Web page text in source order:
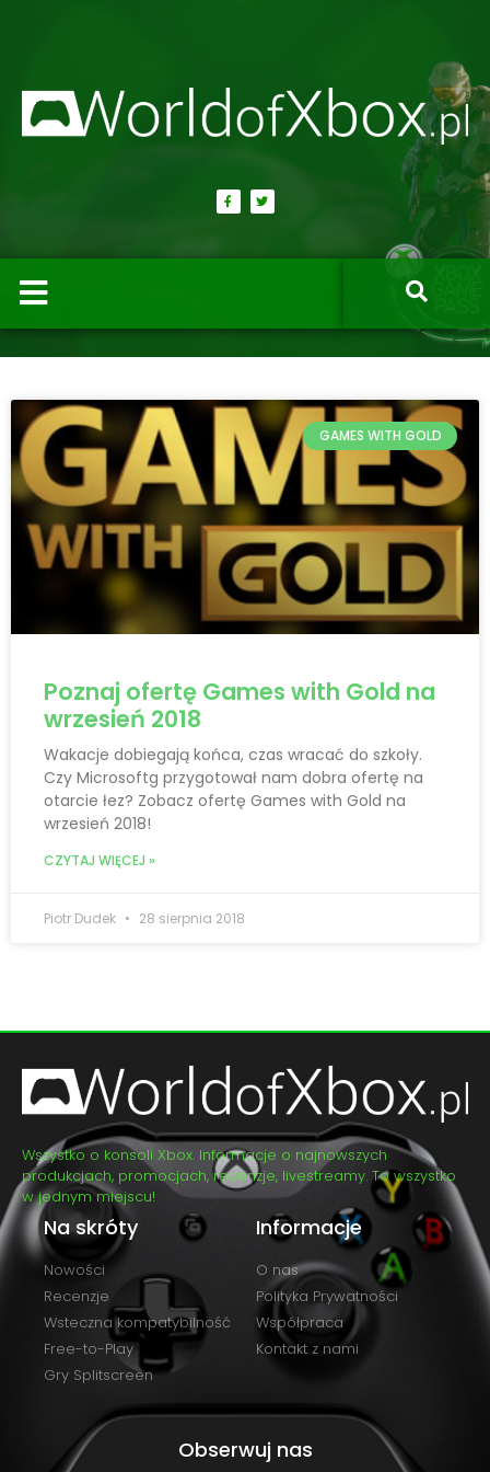
GAMES WITH GOLD
Poznaj ofertę Games with Gold na
wrzesień 2018
Wakacje dobiegają końca, czas wracać do szkoły.
Czy Microsoftg przygotował nam dobra ofertę na
otarcie łez? Zobacz ofertę Games with Gold na
wrzesień 2018!
CZYTAJ WIĘCEJ »
Piotr Dudek 28 sierpnia 2018
Wszystko o konsoli Xbox. Informacje o najnowszych
produkcjach, promocjach, recenzje, livestreamy. To wszystko
w jednym miejscu!
Na skróty
Nowości
Recenzje
Wsteczna kompatybilność
Free-to-Play
Gry Splitscreen
Informacje
O nas
Polityka Prywatności
Współpraca
Kontakt z nami
Obserwuj nas